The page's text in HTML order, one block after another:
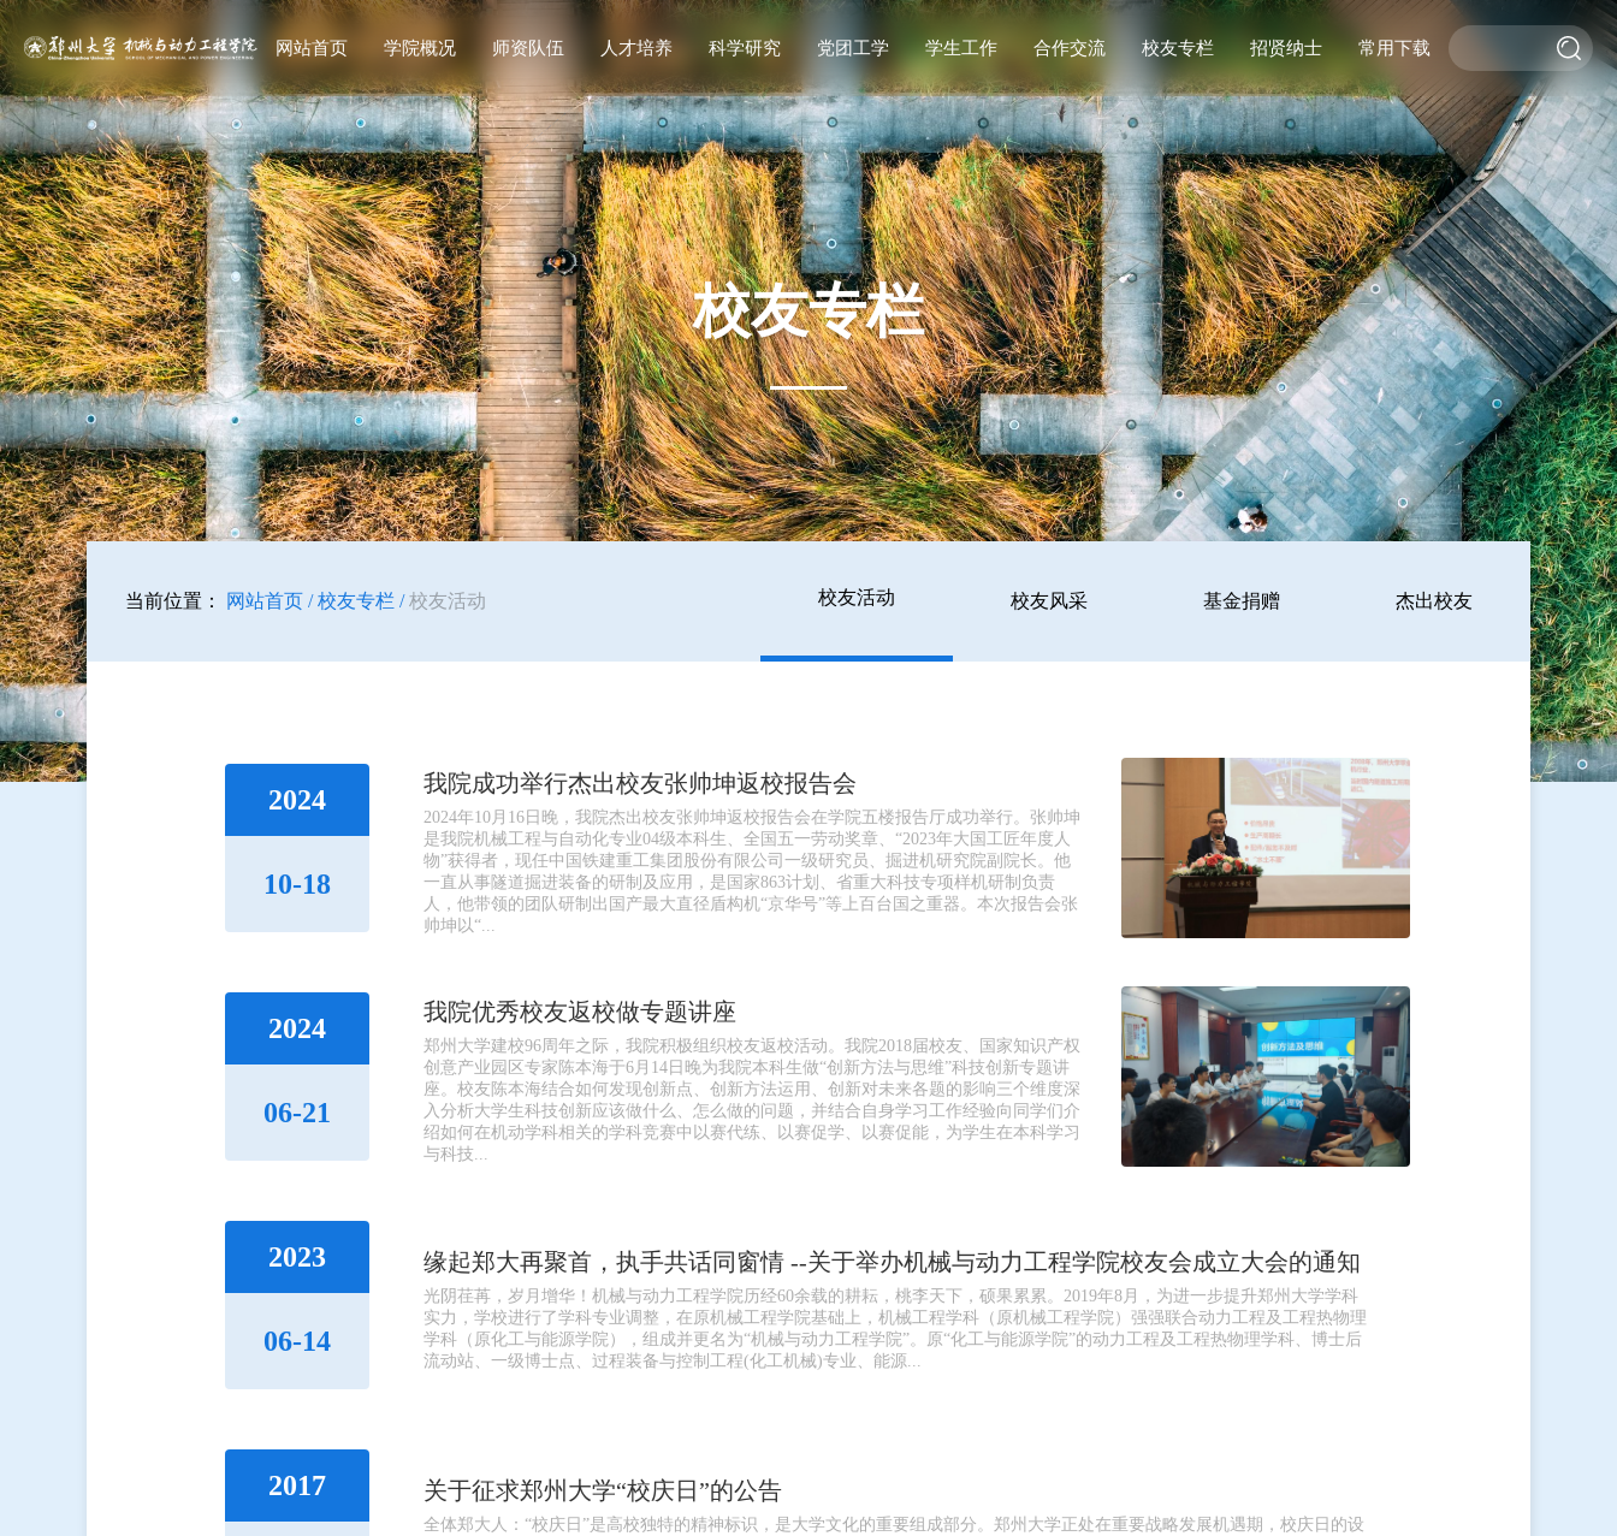
网站首页 学院概况 师资队伍
教师名录
研究生导师
人才培养
本科生教育
研究生教育
博士后流动站
教学基地
招生工作
科学研究
科研概况
科研平台
科研机构
科研动态
党团工学
党建工作
团学工作
工会工作
理论学习
第一议题
学生工作
重要通知
思政工作
实践竞赛
就业服务
合作交流
国际交流
学术交流
校企合作
校友专栏
校友活动
校友风采
基金捐赠
杰出校友
招贤纳士 常用下载
校友专栏
当前位置： 网站首页 / 校友专栏 / 校友活动 校友活动 校友风采 基金捐赠 杰出校友
2024
10-18
我院成功举行杰出校友张帅坤返校报告会
2024年10月16日晚，我院杰出校友张帅坤返校报告会在学院五楼报告厅成功举行。张帅坤
是我院机械工程与自动化专业04级本科生、全国五一劳动奖章、“2023年大国工匠年度人
物”获得者，现任中国铁建重工集团股份有限公司一级研究员、掘进机研究院副院长。他
一直从事隧道掘进装备的研制及应用，是国家863计划、省重大科技专项样机研制负责
人，他带领的团队研制出国产最大直径盾构机“京华号”等上百台国之重器。本次报告会张
帅坤以“...
2024
06-21
我院优秀校友返校做专题讲座
郑州大学建校96周年之际，我院积极组织校友返校活动。我院2018届校友、国家知识产权
创意产业园区专家陈本海于6月14日晚为我院本科生做“创新方法与思维”科技创新专题讲
座。校友陈本海结合如何发现创新点、创新方法运用、创新对未来各题的影响三个维度深
入分析大学生科技创新应该做什么、怎么做的问题，并结合自身学习工作经验向同学们介
绍如何在机动学科相关的学科竞赛中以赛代练、以赛促学、以赛促能，为学生在本科学习
与科技...
2023
06-14
缘起郑大再聚首，执手共话同窗情 ​--关于举办机械与动力工程学院校友会成立大会的通知
光阴荏苒，岁月增华！机械与动力工程学院历经60余载的耕耘，桃李天下，硕果累累。2019年8月，为进一步提升郑州大学学科
实力，学校进行了学科专业调整，在原机械工程学院基础上，机械工程学科（原机械工程学院）强强联合动力工程及工程热物理
学科（原化工与能源学院），组成并更名为“机械与动力工程学院”。原“化工与能源学院”的动力工程及工程热物理学科、博士后
流动站、一级博士点、过程装备与控制工程(化工机械)专业、能源...
2017 关于征求郑州大学“校庆日”的公告
全体郑大人：​‍“校庆日”是高校独特的精神标识，是大学文化的重要组成部分。郑州大学正处在重要战略发展机遇期，校庆日的设